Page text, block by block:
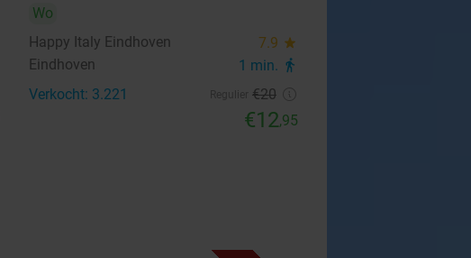
Wo
Happy Italy Eindhoven
7.9 star
Eindhoven 1 min. directions_walk
Verkocht: 3.221 €20
€12,95